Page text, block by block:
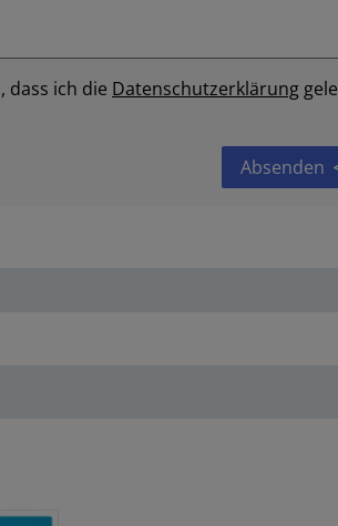
dass ich die Daten­schutz­erklärung
Absenden